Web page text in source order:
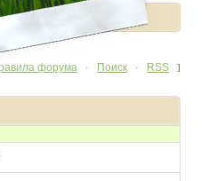
форума · Поиск · RSS
]